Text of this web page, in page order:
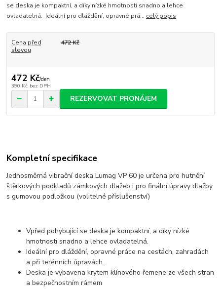
se deska je kompaktní, a díky nízké hmotnosti snadno a lehce
ovladatelná. Ideální pro dláždění, opravné prá... celý popis
Cena před
slevou
472 Kč
472 Kč/den
390 Kč bez DPH
REZERVOVAT PRONÁJEM
Kompletní specifikace
Jednosměrná vibrační deska Lumag VP 60 je určena pro hutnění
štěrkových podkladů zámkových dlažeb i pro finální úpravy dlažby
s gumovou podložkou (volitelné příslušenství)
Vpřed pohybující se deska je kompaktní, a díky nízké
hmotnosti snadno a lehce ovladatelná.
Ideální pro dláždění, opravné práce na cestách, zahradách
a při terénních úpravách.
Deska je vybavena krytem klínového řemene ze všech stran
a bezpečnostním rámem